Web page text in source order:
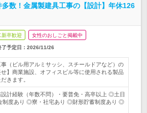
数！金属製建具工事の【設計】年休126
新卒歓迎 女性のおしごと掲載中
了予定日： 2026/11/26
事（ビル用アルミサッシ、スチールドアなど）の
】商業施設、オフィスビル等に使用される製品
きます。
設計経験（年数不問）・要普免・高卒以上 ◎土日
制度あり ◎寮・社宅あり ◎財形貯蓄制度あり ◎